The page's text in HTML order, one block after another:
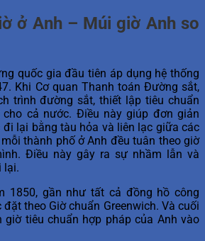
ở Anh – Múi giờ Anh so
quốc gia đầu tiên áp dụng hệ thống
Khi Cơ quan Thanh toán Đường sắt,
trình đường sắt, thiết lập tiêu chuẩn
cả nước. Điều này giúp đơn giản
đi lại bằng tàu hỏa và liên lạc giữa các
thành phố ở Anh đều tuân theo giờ
Điều này gây ra sự nhầm lẫn và
lại.
1850, gần như tất cả đồng hồ công
theo Giờ chuẩn Greenwich. Và cuối
tiêu chuẩn hợp pháp của Anh vào